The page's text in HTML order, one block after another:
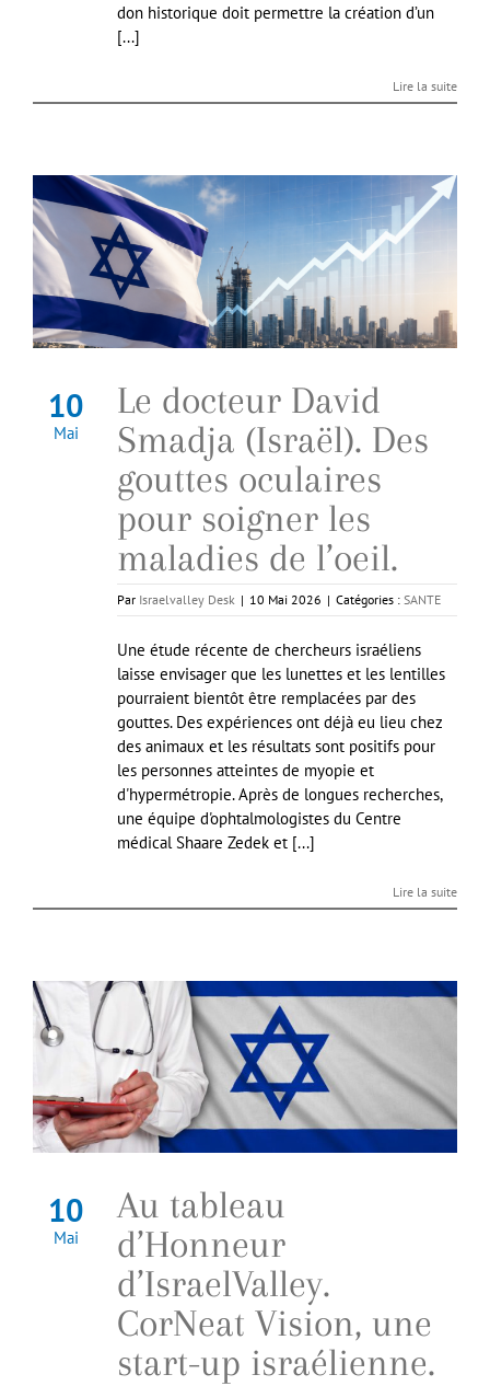
don historique doit permettre la création d’un
[...]
Lire la suite
10
Mai
Le docteur David
Smadja (Israël). Des
gouttes oculaires
pour soigner les
maladies de l’oeil.
Par Israelvalley Desk | 10 Mai 2026 | Catégories : SANTE
Une étude récente de chercheurs israéliens
laisse envisager que les lunettes et les lentilles
pourraient bientôt être remplacées par des
gouttes. Des expériences ont déjà eu lieu chez
des animaux et les résultats sont positifs pour
les personnes atteintes de myopie et
d'hypermétropie. Après de longues recherches,
une équipe d'ophtalmologistes du Centre
médical Shaare Zedek et [...]
Lire la suite
10
Mai
Au tableau
d’Honneur
d’IsraelValley.
CorNeat Vision, une
start-up israélienne.